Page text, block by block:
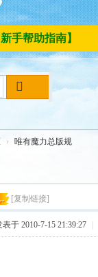
新手帮助指南】
› 唯有魔力总版规
[复制链接]
表于 2010-7-15 21:39:27